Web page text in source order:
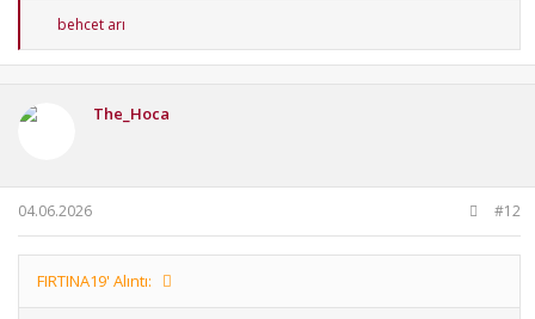
T
p
behcet arı
The_Hoca
04.06.2026 #12
FIRTINA19' Alıntı: